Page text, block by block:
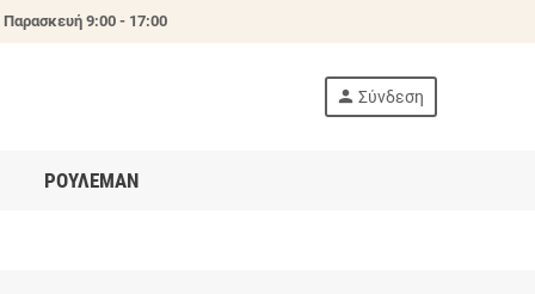
9:00 - 17:00
person Σύνδεση
ΡΟΥΛΕΜΑΝ